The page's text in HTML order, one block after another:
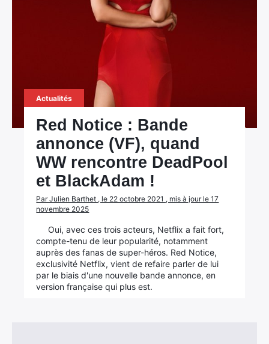
Actualités
Red Notice : Bande
annonce (VF), quand
WW rencontre DeadPool
et BlackAdam !
Par Julien Barthet , le 22 octobre 2021 , mis à jour le 17
novembre 2025
Oui, avec ces trois acteurs, Netflix a fait fort,
compte-tenu de leur popularité, notamment
auprès des fanas de super-héros. Red Notice,
exclusivité Netflix, vient de refaire parler de lui
par le biais d'une nouvelle bande annonce, en
version française qui plus est.